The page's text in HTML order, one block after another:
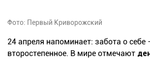
Фото: Первый Криворожский
24 апреля напоминает: забота о себе
второстепенное. В мире отмечают